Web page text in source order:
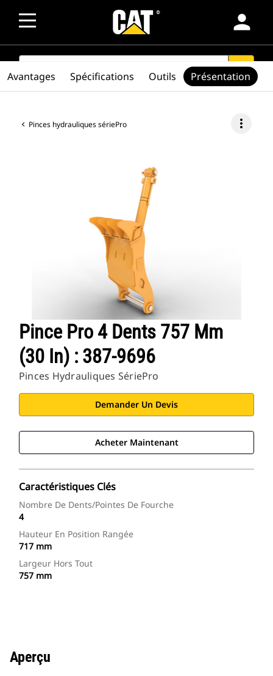
person
SEARCH search
Pinces hydrauliques sériePro more_vert
Pince Pro 4 Dents 757 Mm
(30 In) : 387-9696
Pinces Hydrauliques SériePro
Demander Un Devis
Acheter Maintenant
Caractéristiques Clés
Nombre De Dents/pointes De Fourche
4
Hauteur En Position Rangée
717 mm
Largeur Hors Tout
757 mm
Avantages Spécifications Outils Présentation
Aperçu